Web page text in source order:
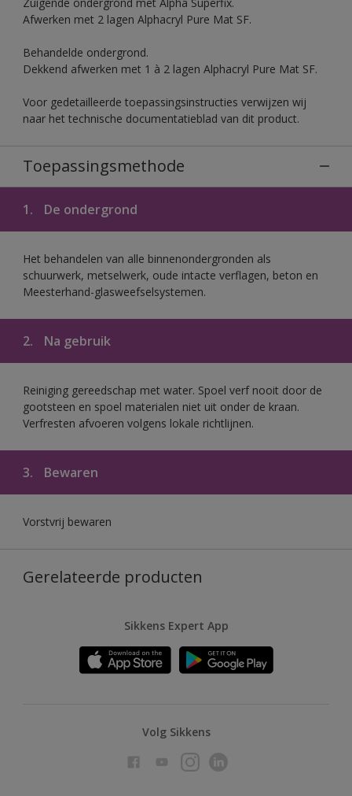
Afwerken met 2 lagen Alphacryl Pure Mat SF.
Behandelde ondergrond.
Dekkend afwerken met 1 à 2 lagen Alphacryl Pure Mat SF.
Voor gedetailleerde toepassingsinstructies verwijzen wij
naar het technische documentatieblad van dit product.
Toepassingsmethode
1. De ondergrond
Het behandelen van alle binnenondergronden als
schuurwerk, metselwerk, oude intacte verflagen, beton en
Meesterhand-glasweefselsystemen.
2. Na gebruik
Reiniging gereedschap met water. Spoel verf nooit door de
gootsteen en spoel materialen niet uit onder de kraan.
Verfresten afvoeren volgens lokale richtlijnen.
3. Bewaren
Vorstvrij bewaren
Gerelateerde producten
Sikkens Expert App
Volg Sikkens